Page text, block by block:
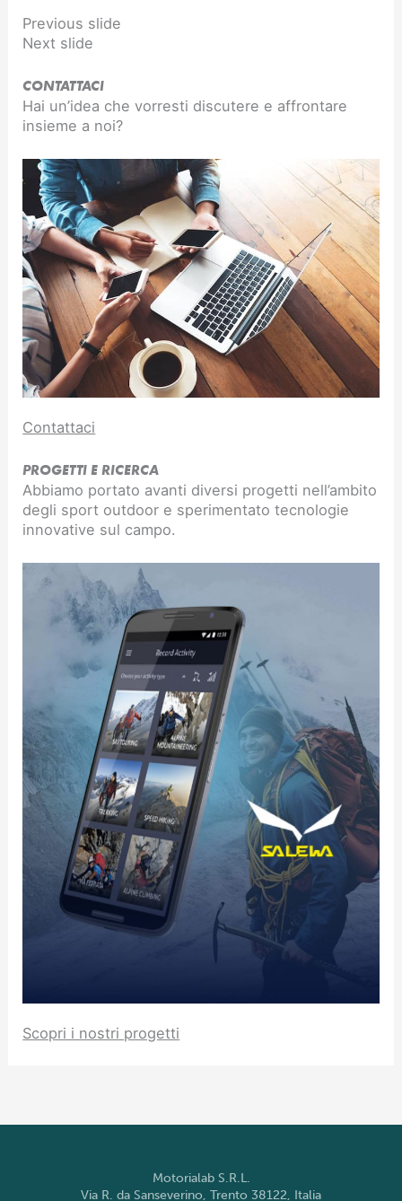
Previous slide
Next slide
CONTATTACI
Hai un’idea che vorresti discutere e affrontare
insieme a noi?
Contattaci
PROGETTI E RICERCA
Abbiamo portato avanti diversi progetti nell’ambito
degli sport outdoor e sperimentato tecnologie
innovative sul campo.
Scopri i nostri progetti
Motorialab S.R.L.
Via R. da Sanseverino, Trento 38122, Italia